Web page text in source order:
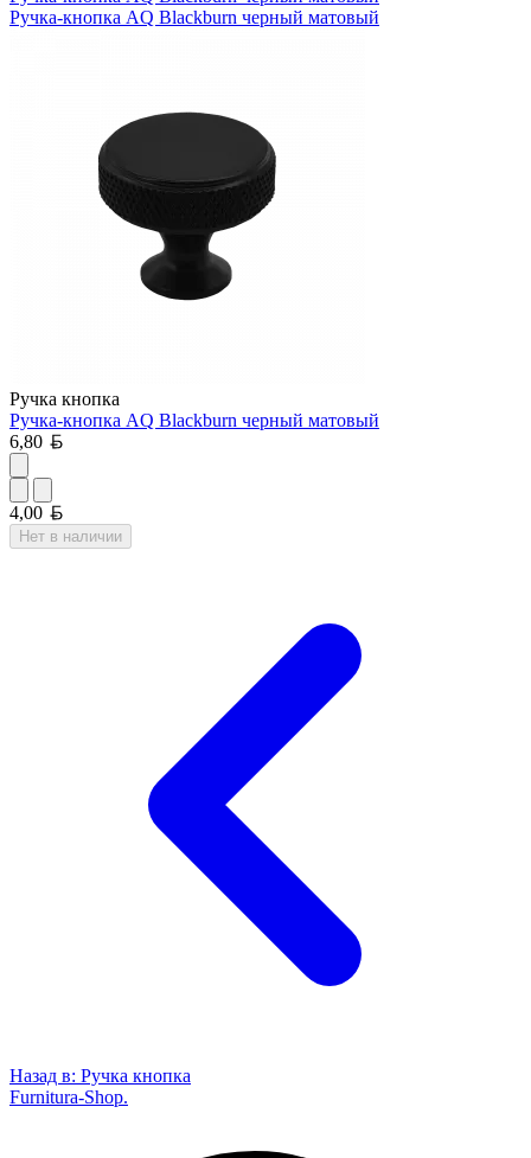
Ручка-кнопка AQ Blackburn черный матовый
Ручка кнопка
Ручка-кнопка AQ Blackburn черный матовый
6,80
4,00
Нет в наличии
Назад в: Ручка кнопка
Furnitura-Shop.